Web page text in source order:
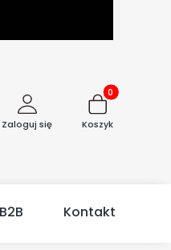
Zaloguj się
Produkty w
Koszyk
B2B Kontakt